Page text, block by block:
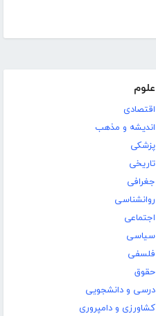
علوم
اقتصادی
اندیشه و مذهب
پزشکی
تاریخی
جغرافی
روانشناسی
اجتماعی
سیاسی
فلسفی
حقوق
درسی و دانشجویی
کشاورزی و دامپروری